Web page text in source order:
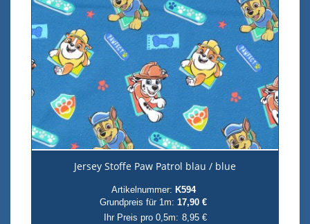
Jersey Stoffe Paw Patrol blau / blue
Artikelnummer: K594
Grundpreis für 1m: 17,90 €
Ihr Preis pro 0,5m: 8,95 €